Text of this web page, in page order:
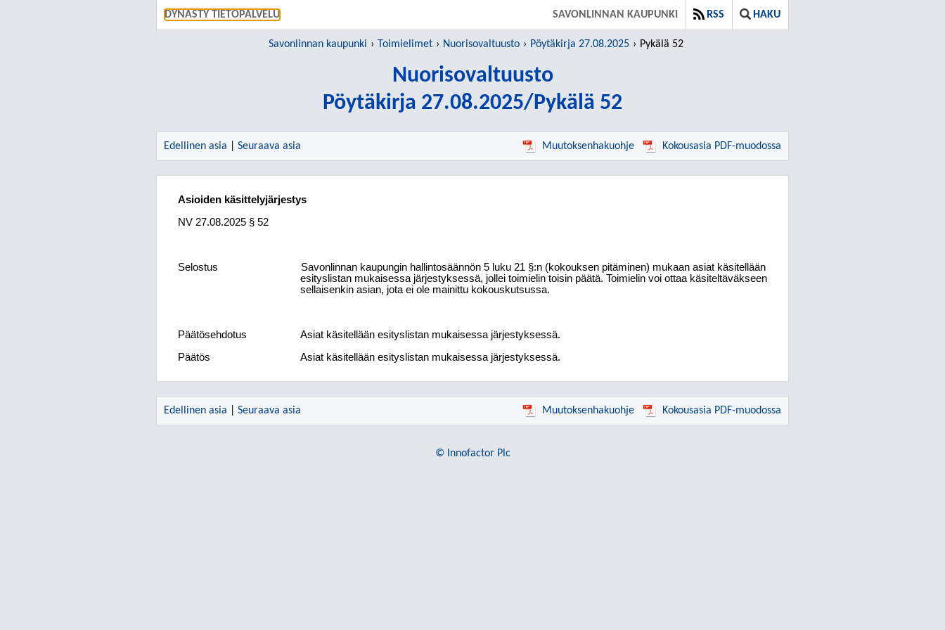
DYNASTY TIETOPALVELU SIIRRY SUORAAN PÄÄSISÄLTÖÖNSAVONLINNAN KAUPUNKI RSS HAKU
Savonlinnan kaupunki Toimielimet Nuorisovaltuusto Pöytäkirja 27.08.2025 Pykälä 52
Nuorisovaltuusto
Pöytäkirja 27.08.2025/Pykälä 52
Edellinen asia Seuraava asia Muutoksenhakuohje Kokousasia PDF-muodossa
Asioiden käsittelyjärjestys
NV 27.08.2025 § 52
Selostus
Savonlinnan kaupungin hallintosäännön 5 luku 21 §:n (kokouksen pitäminen) mukaan asiat käsitellään
esityslistan mukaisessa järjestyksessä, jollei toimielin toisin päätä. Toimielin voi ottaa käsiteltäväkseen
sellaisenkin asian, jota ei ole mainittu kokouskutsussa.
Päätösehdotus
Asiat käsitellään esityslistan mukaisessa järjestyksessä.
Päätös
Asiat käsitellään esityslistan mukaisessa järjestyksessä.
Edellinen asia Seuraava asia Muutoksenhakuohje Kokousasia PDF-muodossa
© Innofactor Plc